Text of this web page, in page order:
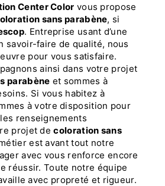
Center Color vous propose
sans parabène, si
. Entreprise usant d’une
savoir-faire de qualité, nous
pour vous satisfaire.
ainsi dans votre projet
parabène et sommes à
Si vous habitez à
à votre disposition pour
renseignements
projet decoloration sans
est avant tout notre
avec vous renforce encore
réussir. Toute notre équipe
avec propreté et rigueur.